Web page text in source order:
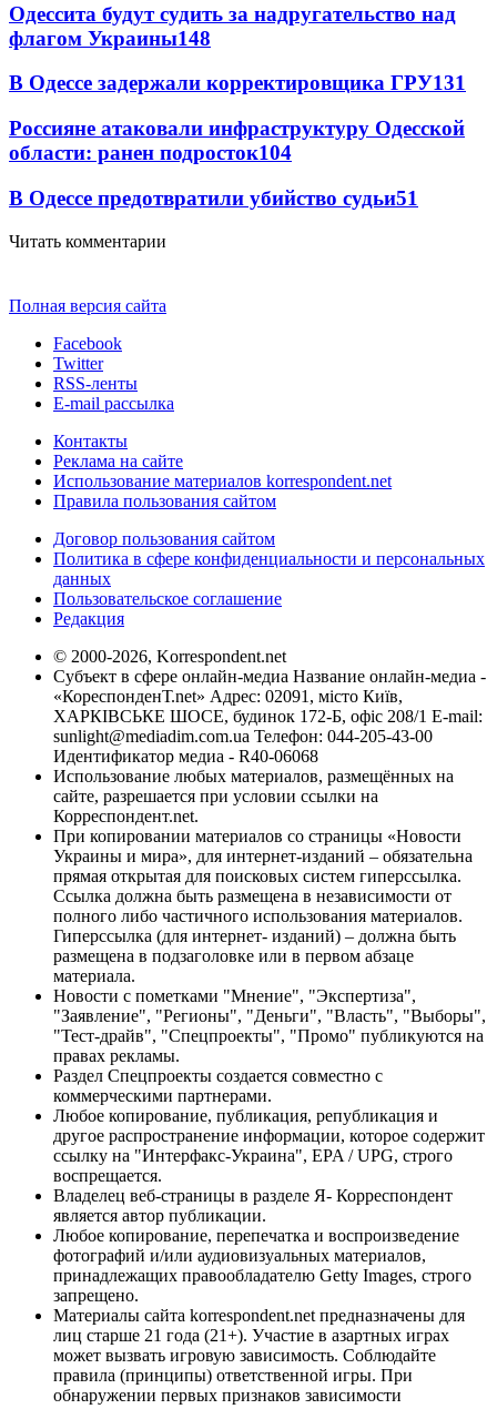
Одессита будут судить за надругательство над
флагом Украины148
В Одессе задержали корректировщика ГРУ131
Россияне атаковали инфраструктуру Одесской
области: ранен подросток104
В Одессе предотвратили убийство судьи51
Читать комментарии
Полная версия сайта
Facebook
Twitter
RSS-ленты
E-mail рассылка
Контакты
Реклама на сайте
Использование материалов korrespondent.net
Правила пользования сайтом
Договор пользования сайтом
Политика в сфере конфиденциальности и персональных
данных
Пользовательское соглашение
Редакция
© 2000-2026, Korrespondent.net
Субъект в сфере онлайн-медиа Название онлайн-медиа -
«КореспонденТ.net» Адрес: 02091, місто Київ,
ХАРКІВСЬКЕ ШОСЕ, будинок 172-Б, офіс 208/1 E-mail:
sunlight@mediadim.com.ua Телефон: 044-205-43-00
Идентификатор медиа - R40-06068
Использование любых материалов, размещённых на
сайте, разрешается при условии ссылки на
Корреспондент.net.
При копировании материалов со страницы «Новости
Украины и мира», для интернет-изданий – обязательна
прямая открытая для поисковых систем гиперссылка.
Ссылка должна быть размещена в независимости от
полного либо частичного использования материалов.
Гиперссылка (для интернет- изданий) – должна быть
размещена в подзаголовке или в первом абзаце
материала.
Новости с пометками "Мнение", "Экспертиза",
"Заявление", "Регионы", "Деньги", "Власть", "Выборы",
"Тест-драйв", "Спецпроекты", "Промо" публикуются на
правах рекламы.
Раздел Спецпроекты создается совместно с
коммерческими партнерами.
Любое копирование, публикация, републикация и
другое распространение информации, которое содержит
ссылку на "Интерфакс-Украина", EPA / UPG, строго
воспрещается.
Владелец веб-страницы в разделе Я- Корреспондент
является автор публикации.
Любое копирование, перепечатка и воспроизведение
фотографий и/или аудиовизуальных материалов,
принадлежащих правообладателю Getty Images, строго
запрещено.
Материалы сайта korrespondent.net предназначены для
лиц старше 21 года (21+). Участие в азартных играх
может вызвать игровую зависимость. Соблюдайте
правила (принципы) ответственной игры. При
обнаружении первых признаков зависимости